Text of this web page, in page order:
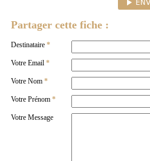
Partager cette fiche :
Destinataire *
Votre Email *
Votre Nom *
Votre Prénom *
Votre Message